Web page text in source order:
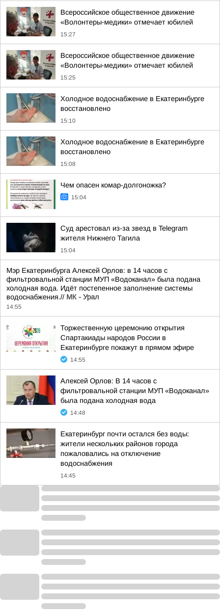
Всероссийское общественное движение
«Волонтеры-медики» отмечает юбилей
15:27
Всероссийское общественное движение
«Волонтеры-медики» отмечает юбилей
15:25
Холодное водоснабжение в Екатеринбурге
восстановлено
15:10
Холодное водоснабжение в Екатеринбурге
восстановлено
15:08
Чем опасен комар-долгоножка?
15:04
Суд арестовал из-за звезд в Telegram
жителя Нижнего Тагила
15:04
Мэр Екатеринбурга Алексей Орлов: в 14 часов с
фильтровальной станции МУП «Водоканал» была подана
холодная вода. Идёт постепенное заполнение системы
водоснабжения.// МК - Урал
14:55
Торжественную церемонию открытия
Спартакиады народов России в
Екатеринбурге покажут в прямом эфире
14:55
Алексей Орлов: В 14 часов с
фильтровальной станции МУП «Водоканал»
была подана холодная вода
14:48
Екатеринбург почти остался без воды:
жители нескольких районов города
пожаловались на отключение
водоснабжения
14:45